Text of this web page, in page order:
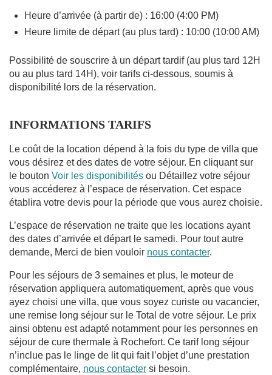
Heure d’arrivée (à partir de) : 16:00 (4:00 PM)
Heure limite de départ (au plus tard) : 10:00 (10:00 AM)
Possibilité de souscrire à un départ tardif (au plus tard 12H
ou au plus tard 14H), voir tarifs ci-dessous, soumis à
disponibilité lors de la réservation.
INFORMATIONS TARIFS
Le coût de la location dépend à la fois du type de villa que
vous désirez et des dates de votre séjour. En cliquant sur
le bouton Voir les disponibilités ou Détaillez votre séjour
vous accéderez à l’espace de réservation. Cet espace
établira votre devis pour la période que vous aurez choisie.
L’espace de réservation ne traite que les locations ayant
des dates d’arrivée et départ le samedi. Pour tout autre
demande, Merci de bien vouloir nous contacter.
Pour les séjours de 3 semaines et plus, le moteur de
réservation appliquera automatiquement, après que vous
ayez choisi une villa, que vous soyez curiste ou vacancier,
une remise long séjour sur le Total de votre séjour. Le prix
ainsi obtenu est adapté notamment pour les personnes en
séjour de cure thermale à Rochefort. Ce tarif long séjour
n’inclue pas le linge de lit qui fait l’objet d’une prestation
complémentaire, nous contacter si besoin.